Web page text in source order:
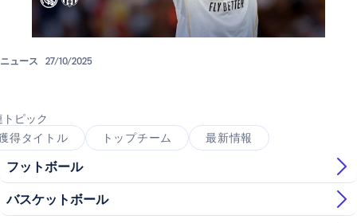
ニュース 27/10/2025
トピック
得タイトル
トップチーム 最新情報
フットボール
バスケットボール